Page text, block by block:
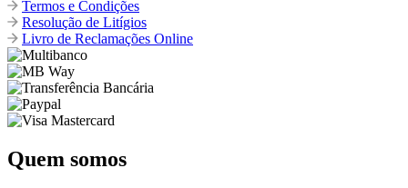
Termos e Condições
Resolução de Litígios
Livro de Reclamações Online
Quem somos